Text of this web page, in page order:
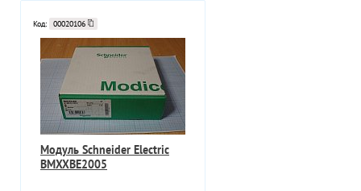
Код: 00020106
Модуль Schneider Electric
BMXXBE2005